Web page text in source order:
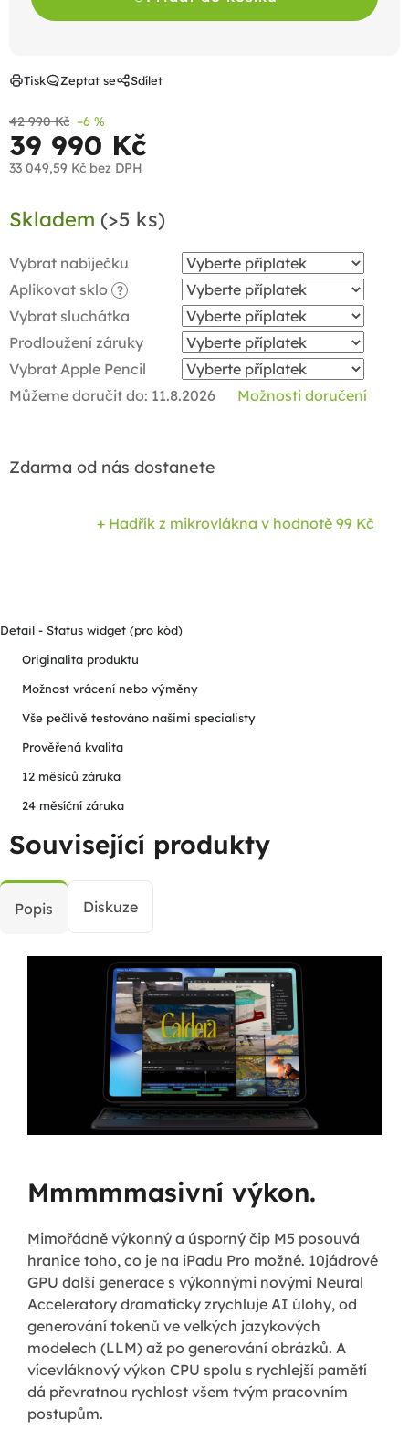
42 990 Kč –6 %
39 990 Kč
33 049,59 Kč bez DPH
cena:
Skladem (>5 ks)
Vybrat nabíječku
Aplikovat sklo
?
Vybrat sluchátka
Prodloužení záruky
Vybrat Apple Pencil
Můžeme doručit do: 11.8.2026 Možnosti doručení
Zdarma od nás dostanete
+ Hadřík z mikrovlákna v hodnotě 99 Kč
Tisk Zeptat se Sdílet
Detail - Status widget (pro kód)
Originalita produktu
Možnost vrácení nebo výměny
Vše pečlivě testováno našimi specialisty
Prověřená kvalita
12 měsíců záruka
24 měsíční záruka
Související produkty
Popis Diskuze
Mmmmmasivní výkon.
Mimořádně výkonný a úsporný čip M5 posouvá
hranice toho, co je na iPadu Pro možné. 10jádrové
GPU další generace s výkonnými novými Neural
Acceleratory dramaticky zrychluje AI úlohy, od
generování tokenů ve velkých jazykových
modelech (LLM) až po generování obrázků. A
vícevláknový výkon CPU spolu s rychlejší pamětí
dá převratnou rychlost všem tvým pracovním
postupům.